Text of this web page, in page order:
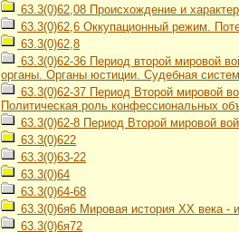
63.3(0)62,08 Происхождение и
63.3(0)62,6 Оккупационный режим.
63.3(0)62,8
63.3(0)62-36 Период второй мировой
органы. Органы юстиции. Судебная
63.3(0)62-37 Период Второй мировой
Политическая роль конфессиональных
63.3(0)62-8 Период Второй мировой
63.3(0)622
63.3(0)63-22
63.3(0)64
63.3(0)64-68
63.3(0)6я6 Мировая история ХХ века -
63.3(0)6я72